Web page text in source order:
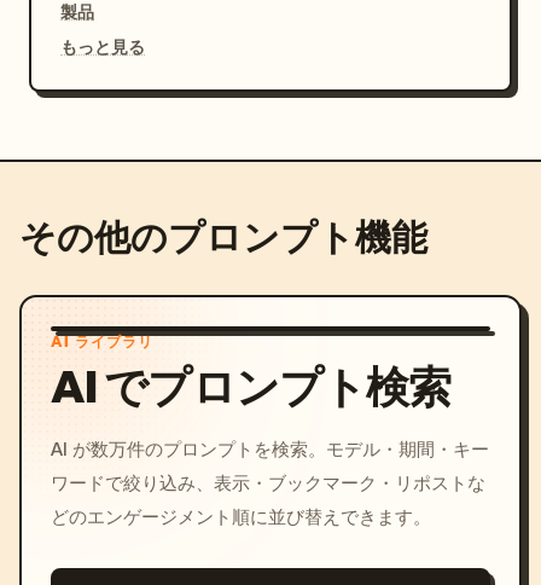
製品
もっと見る
その他のプロンプト機能
AI ライブラリ
AI でプロンプト検索
AI が数万件のプロンプトを検索。モデル・期間・キー
ワードで絞り込み、表示・ブックマーク・リポストな
どのエンゲージメント順に並び替えできます。